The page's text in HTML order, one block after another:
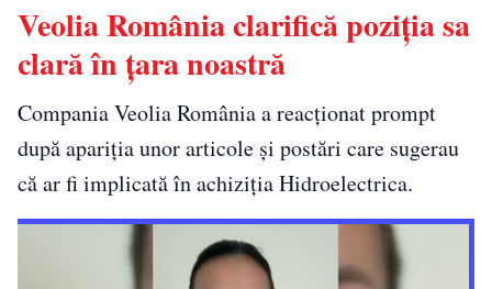
Veolia România clarifică poziția sa
clară în țara noastră
Compania Veolia România a reacționat prompt
după apariția unor articole și postări care sugerau
că ar fi implicată în achiziția Hidroelectrica.